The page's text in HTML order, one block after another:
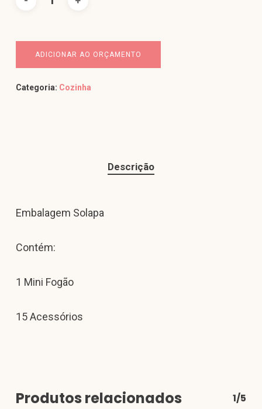
ADICIONAR AO ORÇAMENTO
Categoria: Cozinha
Descrição
Embalagem Solapa
Contém:
1 Mini Fogão
15 Acessórios
Produtos relacionados 1/5